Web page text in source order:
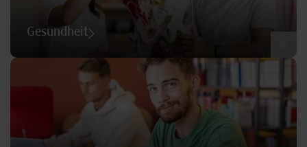
Gesundheit